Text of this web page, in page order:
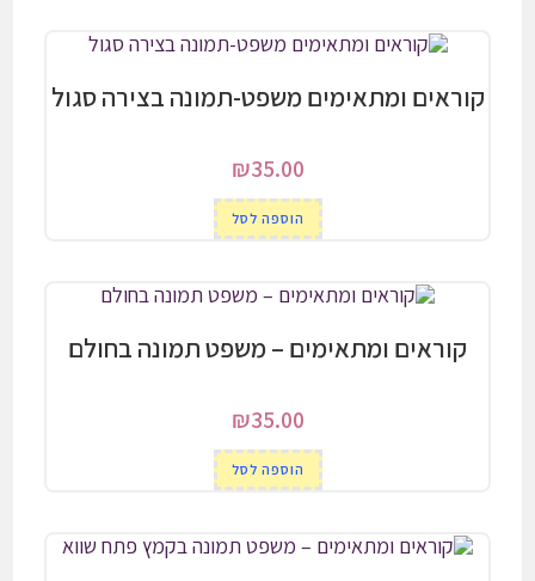
קוראים ומתאימים משפט-תמונה בצירה סגול
₪35.00
הוספה לסל
קוראים ומתאימים – משפט תמונה בחולם
₪35.00
הוספה לסל